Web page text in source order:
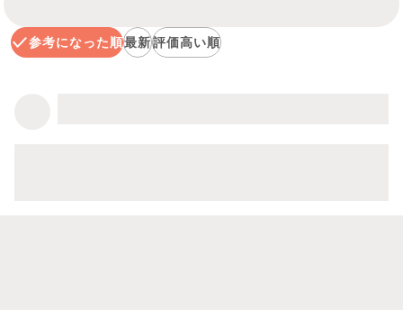
参考になった順最新評価高い順